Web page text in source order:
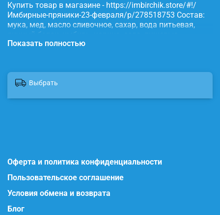
Купить товар в магазине - https://imbirchik.store/#!/
Имбирные-пряники-23-февраля/p/278518753 Состав:
мука, мед, масло сливочное, сахар, вода питьевая,
яичный белок, имбирь, корица, сода, пищевые
красители.
Показать полностью
Выбрать
Оферта и политика конфиденциальности
Пользовательское соглашение
Условия обмена и возврата
Блог